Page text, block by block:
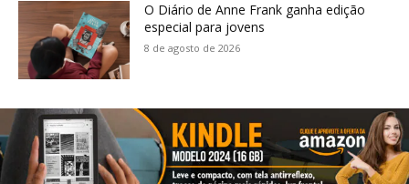
O Diário de Anne Frank ganha edição
especial para jovens
8 de agosto de 2026